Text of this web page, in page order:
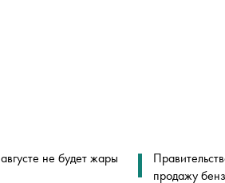
не будет жары
продажу